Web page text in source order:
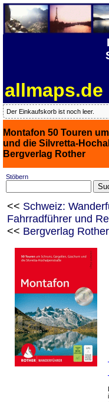
allmaps.de
Der Einkaufskorb ist noch leer.
Montafon 50 Touren
und die Silvretta-
Bergverlag Rother
Stöbern
<< Schweiz:
Fahrradführer und
<< Bergverlag Rother